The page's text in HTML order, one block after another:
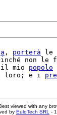
, porterà le
non le
mio
popolo
loro; e i
viewed with any
by EuloTech SRL -